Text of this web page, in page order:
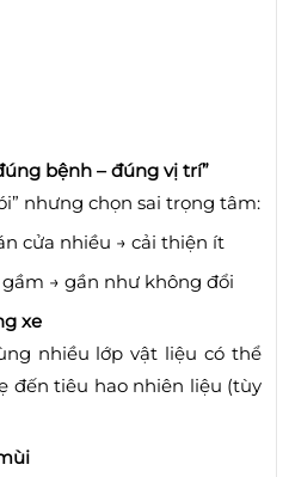
bệnh – đúng vị trí”
nhưng chọn sai trọng tâm:
cửa nhiều → cải thiện ít
→ gần như không đổi
xe
nhiều lớp vật liệu có thể
đến tiêu hao nhiên liệu (tùy